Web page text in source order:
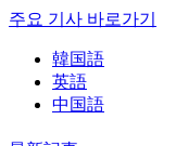
주요 기사 바로가기
韓国語
英語
中国語